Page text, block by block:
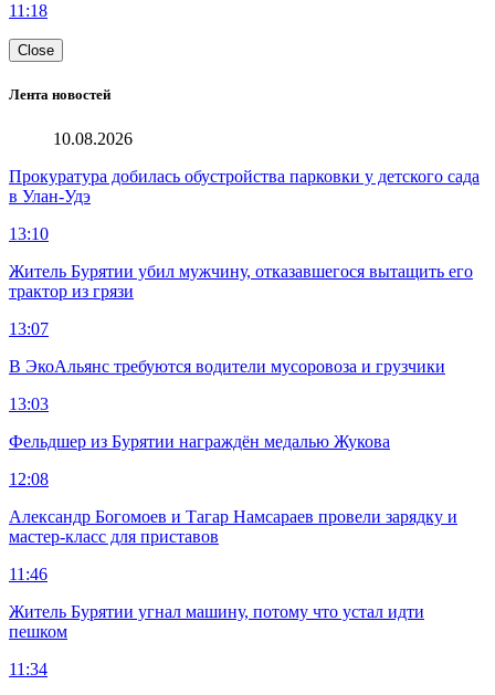
11:18
Close
Лента новостей
10.08.2026
Прокуратура добилась обустройства парковки у детского сада
в Улан-Удэ
13:10
Житель Бурятии убил мужчину, отказавшегося вытащить его
трактор из грязи
13:07
В ЭкоАльянс требуются водители мусоровоза и грузчики
13:03
Фельдшер из Бурятии награждён медалью Жукова
12:08
Александр Богомоев и Тагар Намсараев провели зарядку и
мастер-класс для приставов
11:46
Житель Бурятии угнал машину, потому что устал идти
пешком
11:34